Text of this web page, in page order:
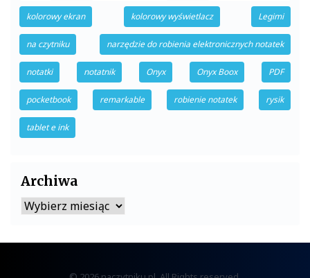
kolorowy ekran kolorowy wyświetlacz Legimi
na czytniku narzędzie do robienia elektronicznych notatek
notatki notatnik Onyx Onyx Boox PDF
pocketbook remarkable robienie notatek rysik
tablet e ink
Archiwa
Archiwa